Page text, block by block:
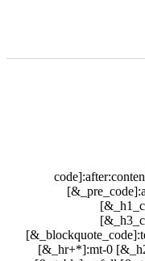
[&_hr+*]:mt-0